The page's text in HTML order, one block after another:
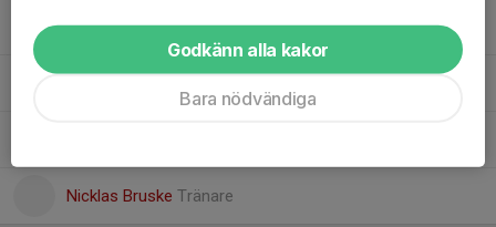
Katrin RossiAssisterande tränare
Nicklas Bruske Tränare
Godkänn alla kakor
Bara nödvändiga